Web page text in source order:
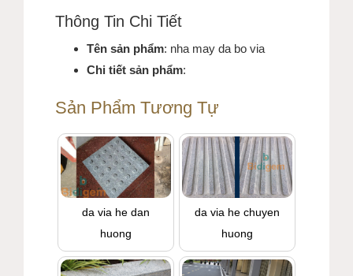
Thông Tin Chi Tiết
Tên sản phẩm: nha may da bo via
Chi tiết sản phẩm:
Sản Phẩm Tương Tự
da via he dan
huong
da via he chuyen
huong